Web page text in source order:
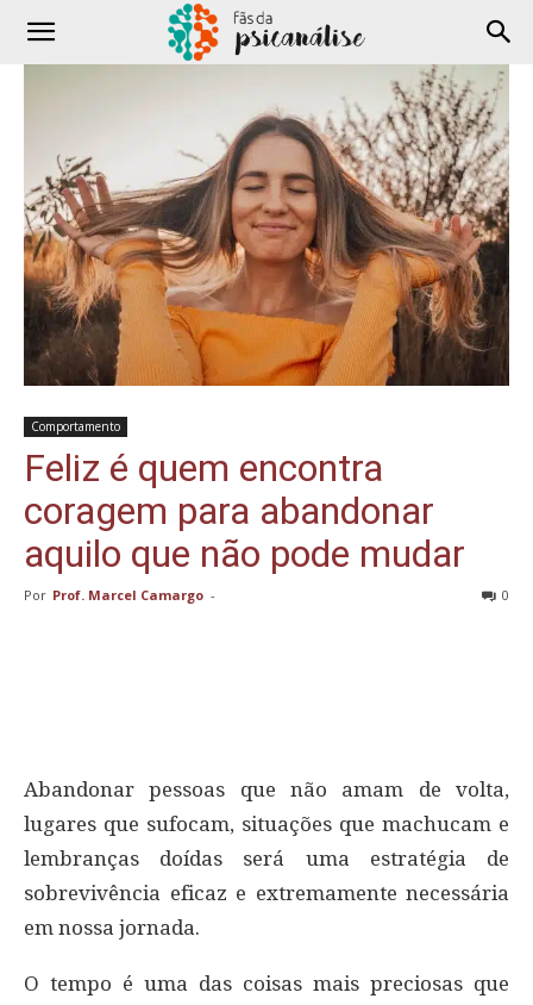
Comportamento
Feliz é quem encontra
coragem para abandonar
aquilo que não pode mudar
Por Prof. Marcel Camargo - 0
Abandonar pessoas que não amam de volta,
lugares que sufocam, situações que machucam e
lembranças doídas será uma estratégia de
sobrevivência eficaz e extremamente necessária
em nossa jornada.
O tempo é uma das coisas mais preciosas que